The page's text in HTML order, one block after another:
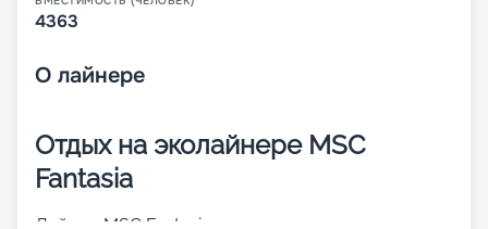
4363
О лайнере
Отдых на эколайнере MSC
Fantasia
Лайнер MSC Fantasia – первое круизное судно